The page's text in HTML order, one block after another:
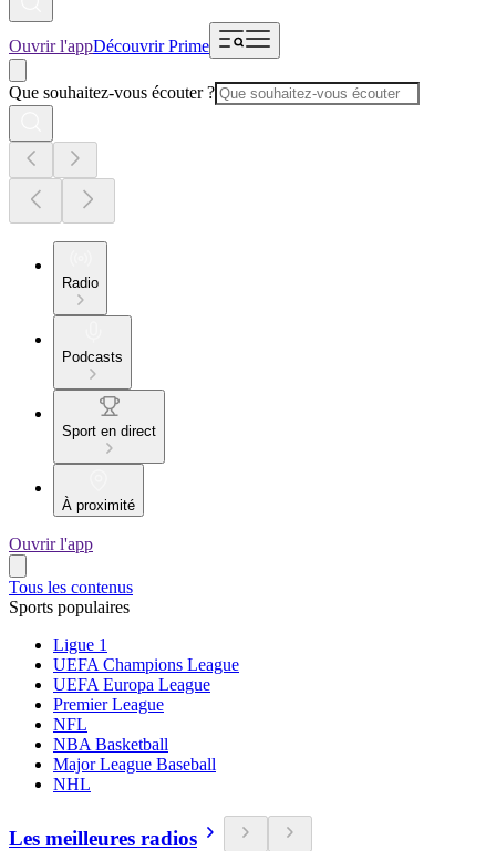
Ouvrir l'appDécouvrir Prime
Que souhaitez-vous écouter ?
Radio
Podcasts
Sport en direct
À proximité
Ouvrir l'app
Tous les contenus
Sports populaires
Ligue 1
UEFA Champions League
UEFA Europa League
Premier League
NFL
NBA Basketball
Major League Baseball
NHL
Les meilleures radios